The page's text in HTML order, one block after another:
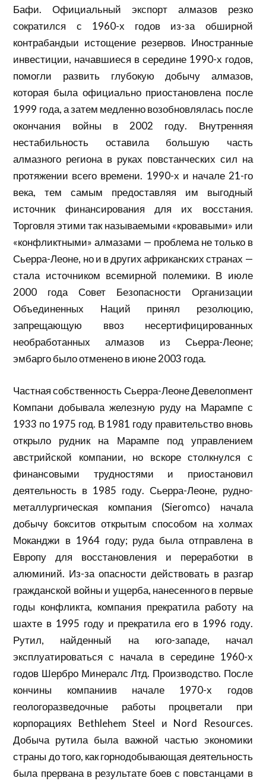
Бафи. Официальный экспорт алмазов резко
сократился с 1960-х годов из-за обширной
контрабандыи истощение резервов. Иностранные
инвестиции, начавшиеся в середине 1990-х годов,
помогли развить глубокую добычу алмазов,
которая была официально приостановлена ​​после
1999 года, а затем медленно возобновлялась после
окончания войны в 2002 году. Внутренняя
нестабильность оставила большую часть
алмазного региона в руках повстанческих сил на
протяжении всего времени. 1990-х и начале 21-го
века, тем самым предоставляя им выгодный
источник финансирования для их восстания.
Торговля этими так называемыми «кровавыми» или
«конфликтными» алмазами — проблема не только в
Сьерра-Леоне, но и в других африканских странах —
стала источником всемирной полемики. В июле
2000 года Совет Безопасности Организации
Объединенных Наций принял резолюцию,
запрещающую ввоз несертифицированных
необработанных алмазов из Сьерра-Леоне;
эмбарго было отменено в июне 2003 года.
Частная собственность Сьерра-Леоне Девелопмент
Компани добывала железную руду на Марампе с
1933 по 1975 год. В 1981 году правительство вновь
открыло рудник на Марампе под управлением
австрийской компании, но вскоре столкнулся с
финансовыми трудностями и приостановил
деятельность в 1985 году. Сьерра-Леоне, рудно-
металлургическая компания (Sieromco) начала
добычу бокситов открытым способом на холмах
Моканджи в 1964 году; руда была отправлена ​​в
Европу для восстановления и переработки в
алюминий. Из-за опасности действовать в разгар
гражданской войны и ущерба, нанесенного в первые
годы конфликта, компания прекратила работу на
шахте в 1995 году и прекратила его в 1996 году.
Рутил, найденный на юго-западе, начал
эксплуатироваться с начала в середине 1960-х
годов Шербро Минералс Лтд. Производство. После
кончины компаниив начале 1970-х годов
геологоразведочные работы процветали при
корпорациях Bethlehem Steel и Nord Resources.
Добыча рутила была важной частью экономики
страны до того, как горнодобывающая деятельность
была прервана в результате боев с повстанцами в